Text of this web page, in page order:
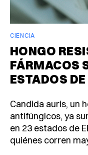
CIENCIA
HONGO
FÁRMACOS
ESTADOS
Candida auris, un
antifúngicos, ya
en 23 estados de
quiénes corren